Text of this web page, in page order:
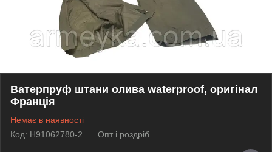
Ватерпруф штани олива waterproof, оригінал
Франція
Немає в наявності
Код: H91062780-2
Опт і роздріб